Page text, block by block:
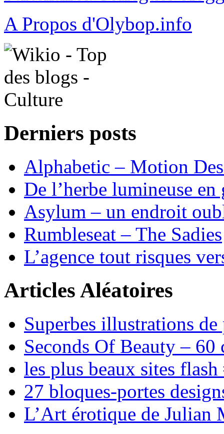
A Propos d'Olybop.info
Derniers posts
Alphabetic – Motion
De l’herbe lumineuse
Asylum – un endroit
Rumbleseat – The Sadies
L’agence tout risques
Articles Aléatoires
Superbes illustrations
Seconds Of Beauty – 60
les plus beaux sites flash
27 bloques-portes
L’Art érotique de Julian